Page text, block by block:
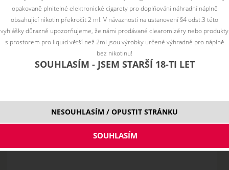
opakovaně plnitelné elektronické cigarety pro doplňování náhradní náplně
obsahující nikotin překročit 2 ml. V návaznosti na ustanovení §4 odst.3 této
vyhlášky důrazně upozorňujeme, že námi prodávané clearomizéry nebo produkty
s prostorem pro liquid větší než 2ml jsou výrobky určené výhradně pro náplně
bez nikotinu!
SOUHLASÍM - JSEM STARŠÍ 18-TI LET
NESOUHLASÍM / OPUSTIT STRÁNKU